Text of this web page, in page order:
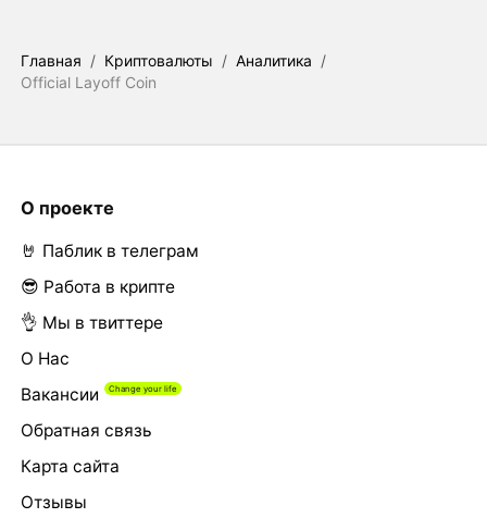
Главная / Криптовалюты / Аналитика /
Official Layoff Coin
О проекте
🤘 Паблик в телеграм
😎 Работа в крипте
👌 Мы в твиттере
О Нас
Вакансии
Обратная связь
Карта сайта
Отзывы